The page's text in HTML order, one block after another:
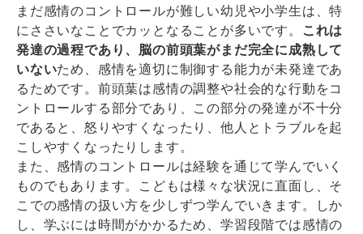
まだ感情のコントロールが難しい幼児や小学生は、特
にささいなことでカッとなることが多いです。
これは
発達の過程であり、脳の前頭葉がまだ完全に成熟して
いないため、感情を適切に制御する能力が未発達であ
るためです。前頭葉は感情の調整や社会的な行動をコ
ントロールする部分であり、この部分の発達が不十分
であると、怒りやすくなったり、他人とトラブルを起
こしやすくなったりします。
また、感情のコントロールは経験を通じて学んでいく
ものでもあります。こどもは様々な状況に直面し、そ
こでの感情の扱い方を少しずつ学んでいきます。しか
し、学ぶには時間がかかるため、学習段階では感情の